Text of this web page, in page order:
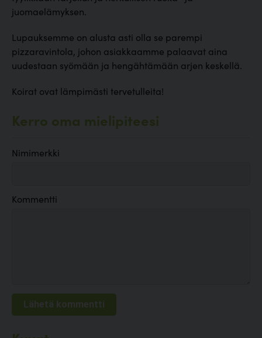
juomaelämyksen.
Lupauksemme on alusta asti olla se parempi
pizzaravintola, johon asiakkaamme palaavat aina
uudestaan syömään ja hengähtämään arjen keskellä.
Koirat ovat lämpimästi tervetulleita!
Kerro oma mielipiteesi
Nimimerkki
Kommentti